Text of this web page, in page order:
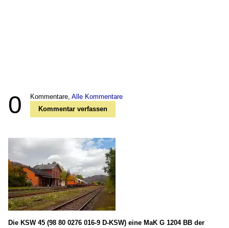
0 Kommentare, Alle Kommentare
Kommentar verfassen
Die KSW 45 (98 80 0276 016-9 D-KSW) eine MaK G 1204 BB der